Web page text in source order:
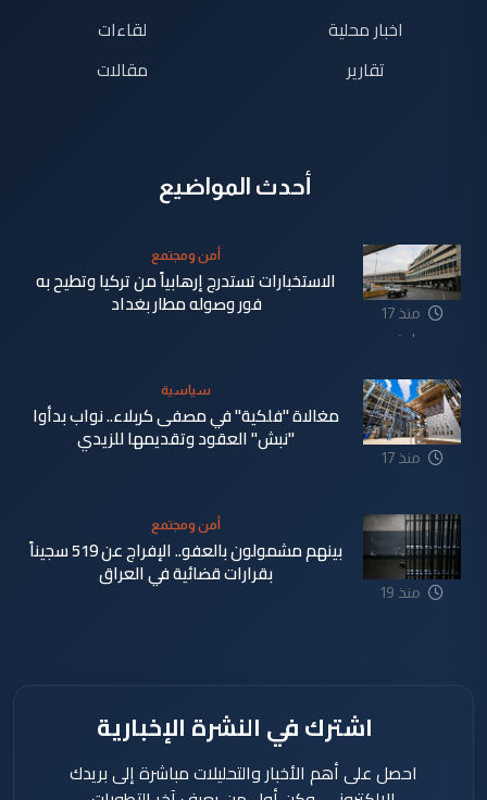
اخبار محلية
تقارير
لقاءات
مقالات
أحدث المواضيع
منذ 17
ساعة
أمن ومجتمع
الاستخبارات تستدرج إرهابياً من تركيا وتطيح به
فور وصوله مطار بغداد
منذ 17
سياسية
مغالاة "فلكية" في مصفى كربلاء.. نواب بدأوا
"نبش" العقود وتقديمها للزيدي
منذ 19
أمن ومجتمع
بينهم مشمولون بالعفو.. الإفراج عن 519 سجيناً
بقرارات قضائية في العراق
اشترك في النشرة الإخبارية
احصل على أهم الأخبار والتحليلات مباشرة إلى بريدك